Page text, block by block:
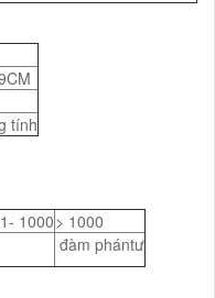
tính
1000> 1000
đàm phántư